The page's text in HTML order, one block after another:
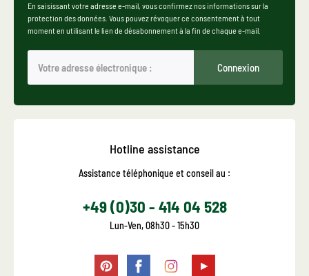
En saisissant votre adresse e-mail, vous confirmez nos informations sur la
protection des données. Vous pouvez révoquer ce consentement à tout
moment en utilisant le lien de désabonnement à la fin de chaque e-mail.
Connexion
Hotline assistance
Assistance téléphonique et conseil au :
+49 (0)30 - 414 04 528
Lun-Ven, 08h30 - 15h30